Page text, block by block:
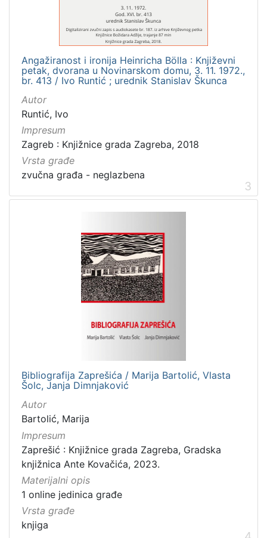
Angažiranost i ironija Heinricha Bölla : Književni
petak, dvorana u Novinarskom domu, 3. 11. 1972.,
br. 413 / Ivo Runtić ; urednik Stanislav Škunca
Autor
Runtić, Ivo
Impresum
Zagreb : Knjižnice grada Zagreba, 2018
Vrsta građe
zvučna građa - neglazbena
3
Bibliografija Zaprešića / Marija Bartolić, Vlasta
Šolc, Janja Dimnjaković
Autor
Bartolić, Marija
Impresum
Zaprešić : Knjižnice grada Zagreba, Gradska
knjižnica Ante Kovačića, 2023.
Materijalni opis
1 online jedinica građe
Vrsta građe
knjiga